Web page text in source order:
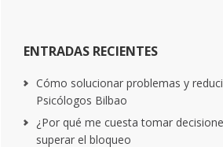
ENTRADAS RECIENTES
Cómo solucionar problemas y
Psicólogos Bilbao
¿Por qué me cuesta tomar
superar el bloqueo